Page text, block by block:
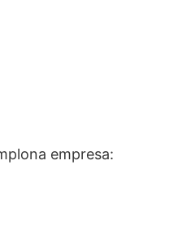
empresa: